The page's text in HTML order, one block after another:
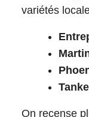
variétés
On recense